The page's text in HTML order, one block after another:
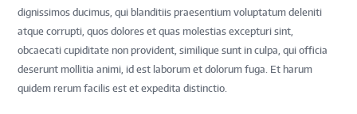
dignissimos ducimus, qui blanditiis praesentium voluptatum deleniti
atque corrupti, quos dolores et quas molestias excepturi sint,
obcaecati cupiditate non provident, similique sunt in culpa, qui officia
deserunt mollitia animi, id est laborum et dolorum fuga. Et harum
quidem rerum facilis est et expedita distinctio.